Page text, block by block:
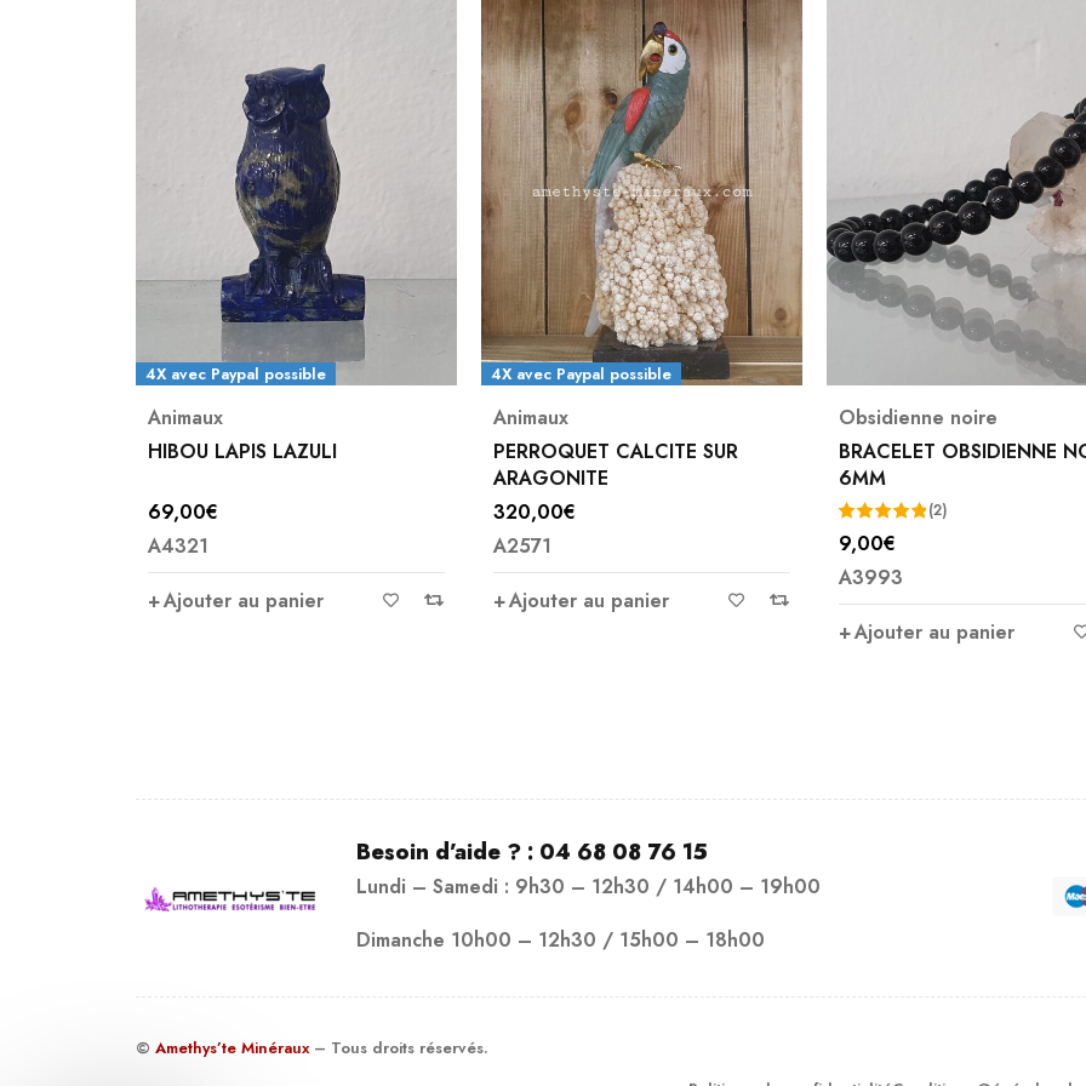
4X avec Paypal possible
Animaux
HIBOU LAPIS LAZULI
69,00€
A4321
Ajouter au panier
4X avec Paypal possible
Animaux
PERROQUET CALCITE SUR
ARAGONITE
320,00€
A2571
Ajouter au panier
Obsidienne noire
BRACELET OBSIDIENNE
6MM
Note5.00
sur 5
(2)
9,00€
A3993
Ajouter au panier
Besoin d’aide ? : 04 68 08 76 15
Lundi – Samedi : 9h30 – 12h30 / 14h00 – 19h00
Dimanche 10h00 – 12h30 / 15h00 – 18h00
© Amethys’te Minéraux – Tous droits réservés.